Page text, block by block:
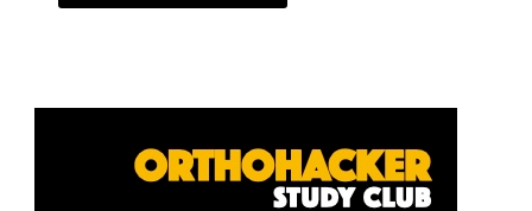
Barra
primaria